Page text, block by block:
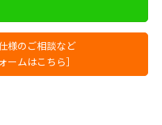
様のご相談など
ームはこちら］